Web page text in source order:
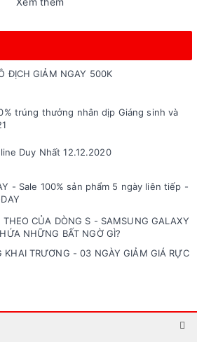
ĐỊCH GIẢM NGAY 500K
trúng thưởng nhân dịp Giáng sinh và
Duy Nhất 12.12.2020
- Sale 100% sản phẩm 5 ngày liên tiếp -
THEO CỦA DÒNG S - SAMSUNG GALAXY
NHỮNG BẤT NGỜ GÌ?
KHAI TRƯƠNG - 03 NGÀY GIẢM GIÁ RỰC